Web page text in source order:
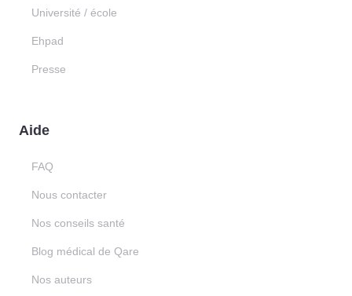
Université / école
Ehpad
Presse
Aide
FAQ
Nous contacter
Nos conseils santé
Blog médical de Qare
Nos auteurs